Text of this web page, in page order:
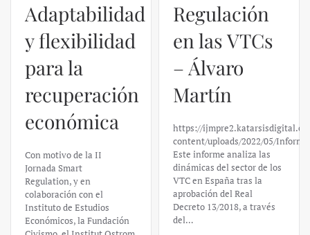
Adaptabilidad
y flexibilidad
para la
recuperación
económica
Con motivo de la II
Jornada Smart
Regulation, y en
colaboración con el
Instituto de Estudios
Económicos, la Fundación
Regulación
en las VTCs
– Álvaro
Martín
https://
content/uploads/2022/05/
Este informe analiza las
dinámicas del sector de los
VTC en España tras la
aprobación del Real
Decreto 13/2018, a través
del…